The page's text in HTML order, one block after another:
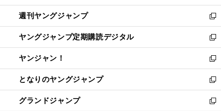
開
く
ウ
で
開
く
ン
ド
ウ
で
開
く
ウ
ィ
ン
ド
ウ
で
開
く
週刊ヤングジャンプ
新
し
い
ウ
ィ
ン
ド
ウ
で
ヤングジャンプ定期購読デジタル
新
し
い
ウ
ィ
ン
ド
ヤンジャン！
新
し
い
ウ
ィ
となりのヤングジャンプ
新
し
い
グランドジャンプ
新